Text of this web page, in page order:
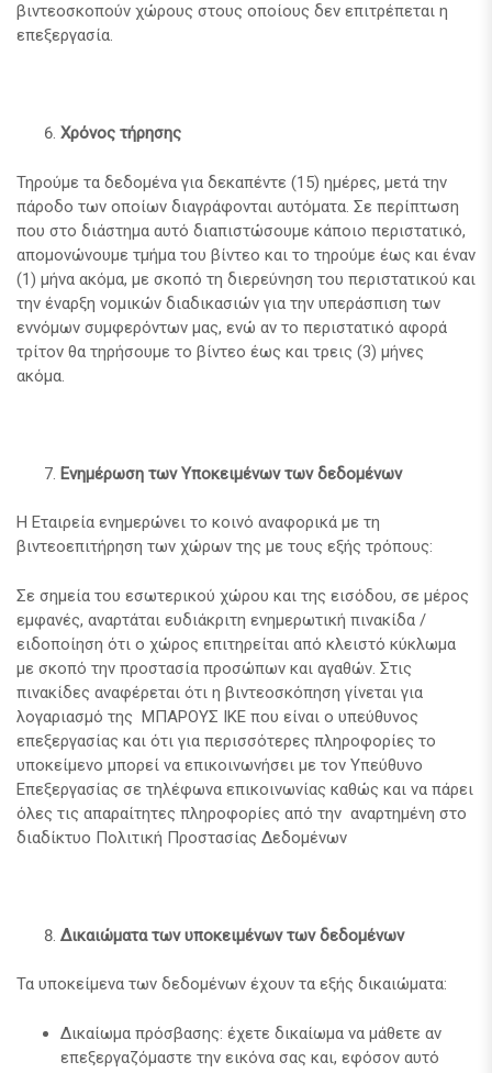
βιντεοσκοπούν χώρους στους οποίους δεν επιτρέπεται η
επεξεργασία.
Χρόνος τήρησης
Τηρούμε τα δεδομένα για δεκαπέντε (15) ημέρες, μετά την
πάροδο των οποίων διαγράφονται αυτόματα. Σε περίπτωση
που στο διάστημα αυτό διαπιστώσουμε κάποιο περιστατικό,
απομονώνουμε τμήμα του βίντεο και το τηρούμε έως και έναν
(1) μήνα ακόμα, με σκοπό τη διερεύνηση του περιστατικού και
την έναρξη νομικών διαδικασιών για την υπεράσπιση των
εννόμων συμφερόντων μας, ενώ αν το περιστατικό αφορά
τρίτον θα τηρήσουμε το βίντεο έως και τρεις (3) μήνες
ακόμα.
Ενημέρωση των Υποκειμένων των δεδομένων
Η Εταιρεία ενημερώνει το κοινό αναφορικά με τη
βιντεοεπιτήρηση των χώρων της με τους εξής τρόπους:
Σε σημεία του εσωτερικού χώρου και της εισόδου, σε μέρος
εμφανές, αναρτάται ευδιάκριτη ενημερωτική πινακίδα /
ειδοποίηση ότι ο χώρος επιτηρείται από κλειστό κύκλωμα
με σκοπό την προστασία προσώπων και αγαθών. Στις
πινακίδες αναφέρεται ότι η βιντεοσκόπηση γίνεται για
λογαριασμό της ΜΠΑΡΟΥΣ ΙΚΕ που είναι ο υπεύθυνος
επεξεργασίας και ότι για περισσότερες πληροφορίες το
υποκείμενο μπορεί να επικοινωνήσει με τον Υπεύθυνο
Επεξεργασίας σε τηλέφωνα επικοινωνίας καθώς και να πάρει
όλες τις απαραίτητες πληροφορίες από την αναρτημένη στο
διαδίκτυο Πολιτική Προστασίας Δεδομένων
Δικαιώματα των υποκειμένων των δεδομένων
Τα υποκείμενα των δεδομένων έχουν τα εξής δικαιώματα:
Δικαίωμα πρόσβασης: έχετε δικαίωμα να μάθετε αν
επεξεργαζόμαστε την εικόνα σας και, εφόσον αυτό